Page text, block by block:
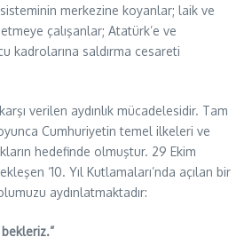
sisteminin merkezine koyanlar; laik ve
çalışanlar; Atatürk’e ve
kadrolarına saldırma cesareti
verilen aydınlık mücadelesidir. Tam
Cumhuriyetin temel ilkeleri ve
hedefinde olmuştur. 29 Ekim
‘10. Yıl Kutlamaları’nda açılan bir
aydınlatmaktadır: